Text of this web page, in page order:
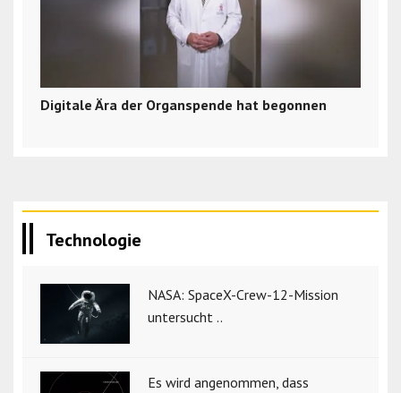
Digitale Ära der Organspende hat begonnen
Technologie
NASA: SpaceX-Crew-12-Mission
untersucht ..
Es wird angenommen, dass